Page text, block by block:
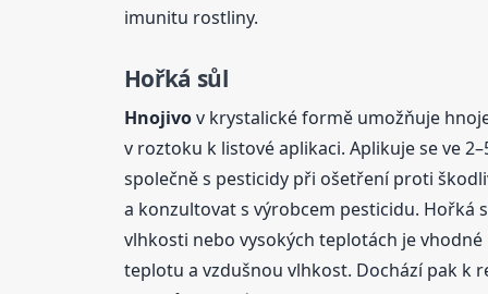
imunitu rostliny.
Hořká sůl
Hnojivov krystalické formě umožňuje
v roztoku k listové aplikaci. Aplikuje se ve
společně s pesticidy při ošetření proti
a konzultovat s výrobcem pesticidu. Hořká
vlhkosti nebo vysokých teplotách je
teplotu a vzdušnou vlhkost. Dochází pak k